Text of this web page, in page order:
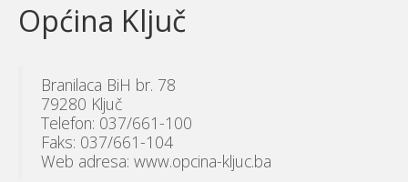
Općina Ključ
Branilaca BiH br. 78
79280 Ključ
Telefon: 037/661-100
Faks: 037/661-104
Web adresa: www.opcina-kljuc.ba